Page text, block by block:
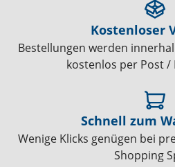
Kostenloser
Bestellungen werden
kostenlos per Post /
Schnell zum
Wenige Klicks genügen bei
Shopping